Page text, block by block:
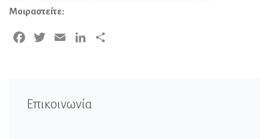
Μοιραστείτε:
Facebook
Twitter Email LinkedIn
Επικοινωνία